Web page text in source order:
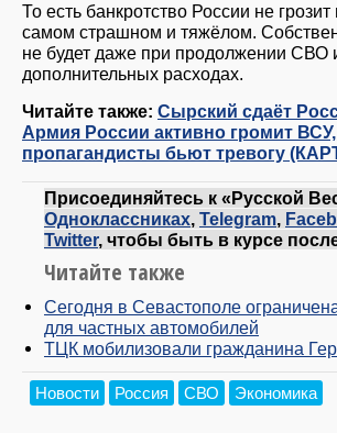
То есть банкротство России не
самом страшном и тяжёлом.
не будет даже при продолжении СВО
дополнительных расходах.
Читайте также: Сырский сдаёт
Армия России активно громит
пропагандисты бьют тревогу
Присоединяйтесь к «Русской
Одноклассниках Telegram
Twitter, чтобы быть в курсе
Читайте также
Сегодня в Севастополе
для частных автомобилей
ТЦК мобилизовали гражданина
Новости Россия СВО Экономика